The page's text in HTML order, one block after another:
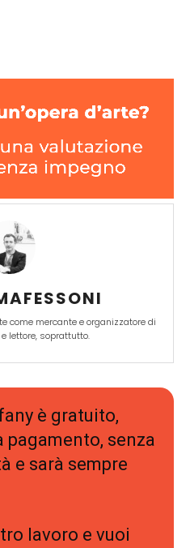
come mercante e organizzatore di
lettore, soprattutto.
è gratuito,
senza
e sarà sempre
lavoro e vuoi